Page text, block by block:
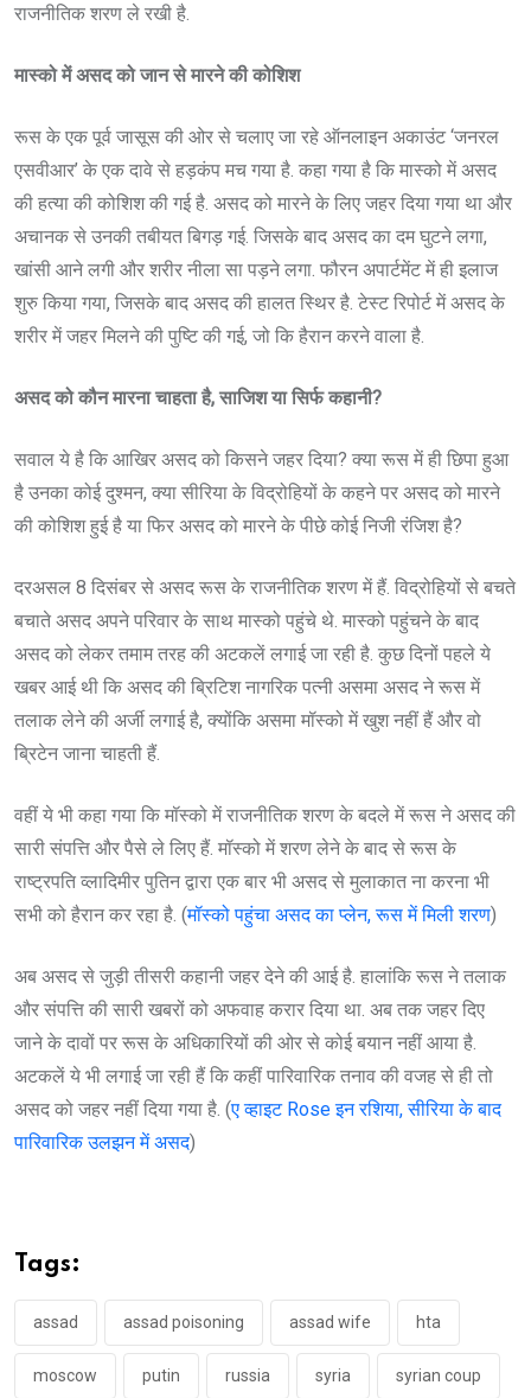
राजनीतिक शरण ले रखी है.
मास्को में असद को जान से मारने की कोशिश
रूस के एक पूर्व जासूस की ओर से चलाए जा रहे ऑनलाइन अकाउंट ‘जनरल
एसवीआर’ के एक दावे से हड़कंप मच गया है. कहा गया है कि मास्को में असद
की हत्या की कोशिश की गई है. असद को मारने के लिए जहर दिया गया था और
अचानक से उनकी तबीयत बिगड़ गई. जिसके बाद असद का दम घुटने लगा,
खांसी आने लगी और शरीर नीला सा पड़ने लगा. फौरन अपार्टमेंट में ही इलाज
शुरु किया गया, जिसके बाद असद की हालत स्थिर है. टेस्ट रिपोर्ट में असद के
शरीर में जहर मिलने की पुष्टि की गई, जो कि हैरान करने वाला है.
असद को कौन मारना चाहता है, साजिश या सिर्फ कहानी?
सवाल ये है कि आखिर असद को किसने जहर दिया? क्या रूस में ही छिपा हुआ
है उनका कोई दुश्मन, क्या सीरिया के विद्रोहियों के कहने पर असद को मारने
की कोशिश हुई है या फिर असद को मारने के पीछे कोई निजी रंजिश है?
दरअसल 8 दिसंबर से असद रूस के राजनीतिक शरण में हैं. विद्रोहियों से बचते
बचाते असद अपने परिवार के साथ मास्को पहुंचे थे. मास्को पहुंचने के बाद
असद को लेकर तमाम तरह की अटकलें लगाई जा रही है. कुछ दिनों पहले ये
खबर आई थी कि असद की ब्रिटिश नागरिक पत्नी असमा असद ने रूस में
तलाक लेने की अर्जी लगाई है, क्योंकि असमा मॉस्को में खुश नहीं हैं और वो
ब्रिटेन जाना चाहती हैं.
वहीं ये भी कहा गया कि मॉस्को में राजनीतिक शरण के बदले में रूस ने असद की
सारी संपत्ति और पैसे ले लिए हैं. मॉस्को में शरण लेने के बाद से रूस के
राष्ट्रपति व्लादिमीर पुतिन द्वारा एक बार भी असद से मुलाकात ना करना भी
सभी को हैरान कर रहा है. (मॉस्को पहुंचा असद का प्लेन, रूस में मिली शरण)
अब असद से जुड़ी तीसरी कहानी जहर देने की आई है. हालांकि रूस ने तलाक
और संपत्ति की सारी खबरों को अफवाह करार दिया था. अब तक जहर दिए
जाने के दावों पर रूस के अधिकारियों की ओर से कोई बयान नहीं आया है.
अटकलें ये भी लगाई जा रही हैं कि कहीं पारिवारिक तनाव की वजह से ही तो
असद को जहर नहीं दिया गया है. (ए व्हाइट Rose इन रशिया, सीरिया के बाद
पारिवारिक उलझन में असद)
Tags:
assad assad poisoning assad wife hta
moscow putin russia syria syrian coup